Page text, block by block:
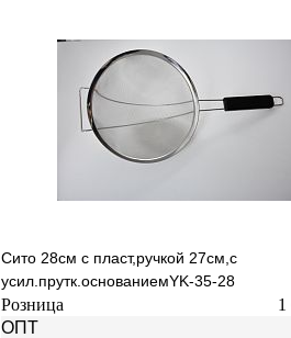
Купить в 1 клик
В избранное
Сито 28см с пласт,ручкой 27см,с
усил.прутк.основаниемYK-35-28
Розница
1
ОПТ